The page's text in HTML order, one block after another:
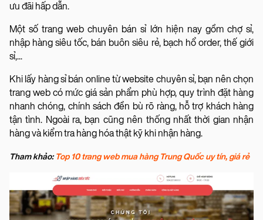
ưu đãi hấp dẫn.
Một số trang web chuyên bán sỉ lớn hiện nay gồm chợ sỉ,
nhập hàng siêu tốc, bán buôn siêu rẻ, bạch hổ order, thế giới
sỉ,...
Khi lấy hàng sỉ bán online từ website chuyên sỉ, bạn nên chọn
trang web có mức giá sản phẩm phù hợp, quy trình đặt hàng
nhanh chóng, chính sách đền bù rõ ràng, hỗ trợ khách hàng
tận tình. Ngoài ra, bạn cũng nên thống nhất thời gian nhận
hàng và kiểm tra hàng hóa thật kỹ khi nhận hàng.
Tham khảo:Top 10 trang web mua hàng Trung Quốc uy tín, giá rẻ